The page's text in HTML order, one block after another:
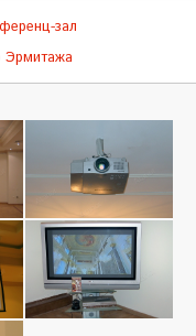
зал
Эрмитажа